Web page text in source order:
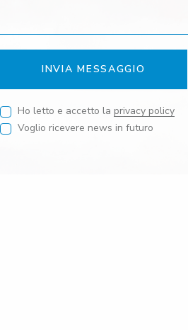
Ho letto e accetto la privacy policy
Voglio ricevere news in futuro
INVIA MESSAGGIO